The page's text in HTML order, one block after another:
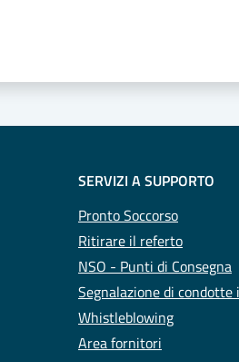
SERVIZI A SUPPORTO
Pronto Soccorso
Ritirare il referto
NSO - Punti di Consegna
Segnalazione di
Whistleblowing
Area fornitori